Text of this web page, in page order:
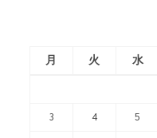
月 火 水
3 4 5